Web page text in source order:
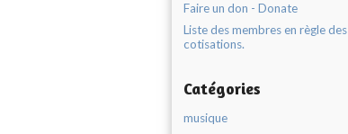
Faire un don - Donate
Liste des membres en règle des
cotisations.
Catégories
musique